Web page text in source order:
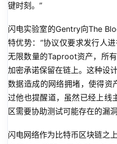
键时刻。”
闪电实验室的Gentry向The
特优势：”协议仅要求发行人
无限数量的Taproot资产，所
加密承诺保留在链上。这种设
数据造成的网络拥堵，使得资
过他也提醒道，虽然已经上线
区需要协助测试可能存在的漏洞
闪电网络作为比特币区块链之